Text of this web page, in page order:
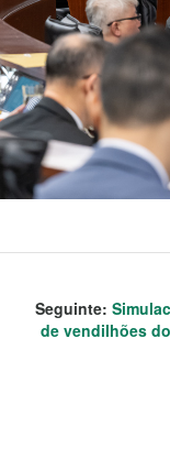
Seguinte:
de vendilhões